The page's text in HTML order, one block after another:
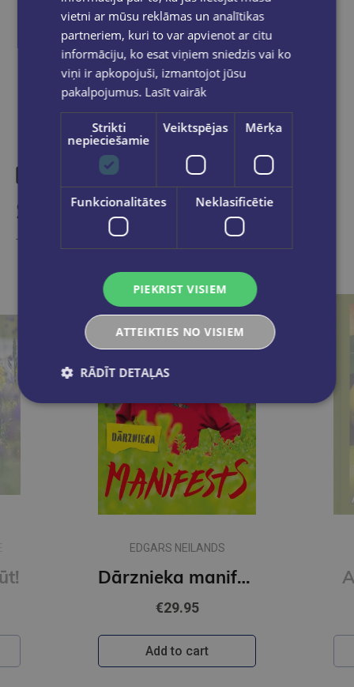
Share on social networks:
Similar products
Take a look
Dārznieka manifests
MĀRA SKRĪVELE
Augļkopji Latvijā
€22.95
Add to cart
vietni ar mūsu reklāmas un analītikas
partneriem, kuri to var apvienot ar citu
informāciju, ko esat viņiem sniedzis vai ko
viņi ir apkopojuši, izmantojot jūsu
pakalpojumus. Lasīt vairāk
Strikti
nepieciešamie
Veiktspējas Mērķa
Funkcionalitātes Neklasificētie
PIEKRIST VISIEM
ATTEIKTIES NO VISIEM
RĀDĪT DETAĻAS